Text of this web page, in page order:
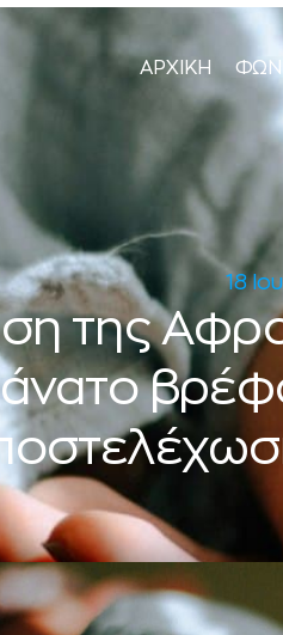
ΑΡΧΙΚΗ
18
της